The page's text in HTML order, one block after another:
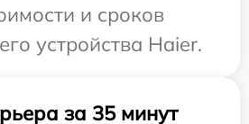
и сроков
устройства Haier.
за 35 минут